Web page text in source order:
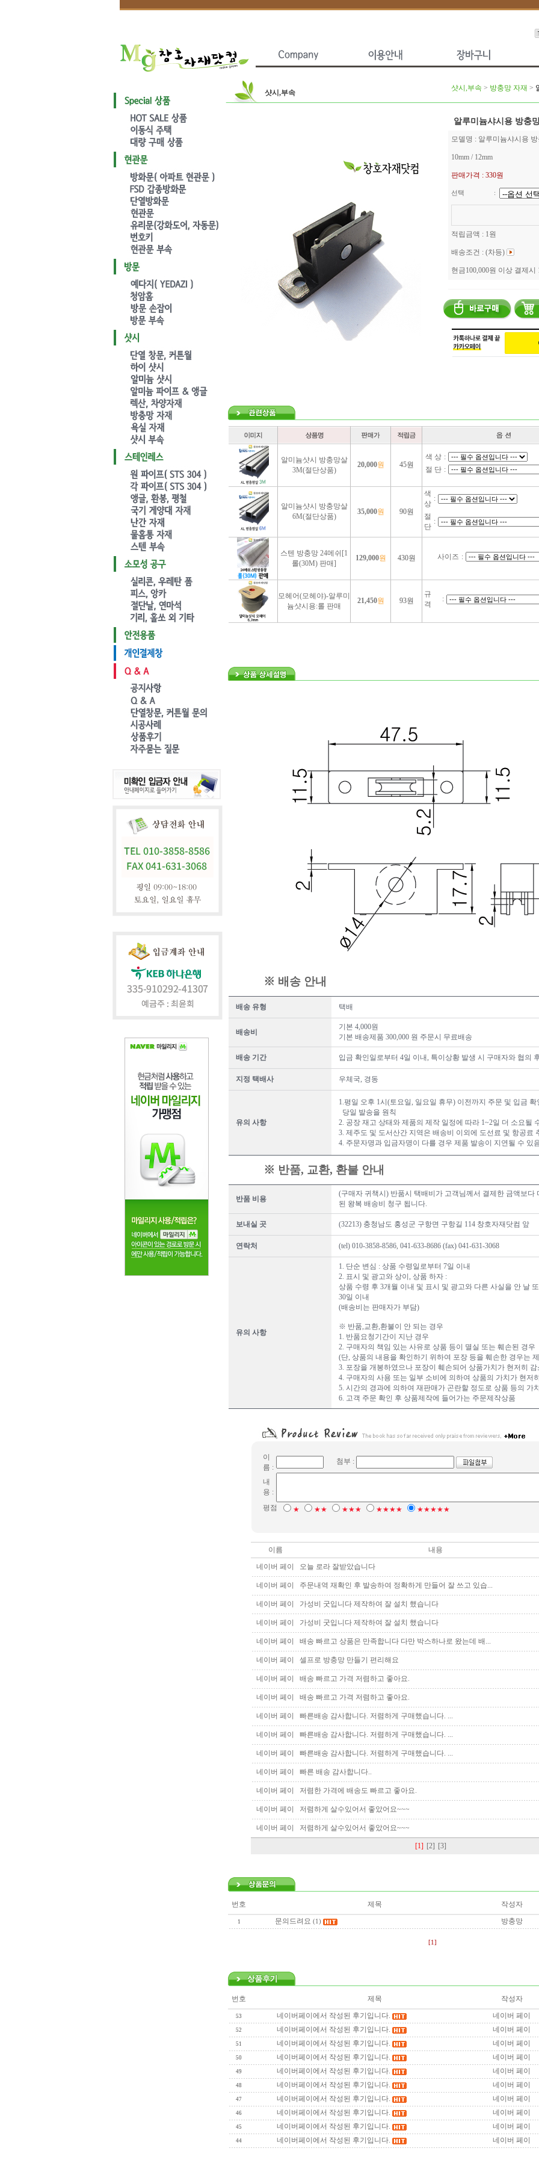
샷시,부속
샷시,부속 > 방충망 자재 >
알루미늄샤시용 방충
모델명 : 알루미늄샤시용
10mm / 12mm
판매가격 : 330원
선택 :
적립금액 : 1원
배송조건 : (차등)
현금100,000원 이상 결제시
알미늄샷시 방충망살
3M(절단상품)
20,000원 45원
색 상 :
절 단 :
알미늄샷시 방충망살
6M(절단상품)
35,000원 90원
색
상
:
절
단
:
스텐 방충망 24메쉬[1
롤(30M) 판매]
129,000원 430원 사이즈 :
모헤어(모헤야)-알루미
늄샷시용:롤 판매
21,450원 93원
규
격
:
※ 배송 안내
배송 유형 택배
배송비
기본 4,000원
기본 배송제품 300,000 원 주문시 무료배송
배송 기간 입금 확인일로부터 4일 이내, 특이상황 발생 시 구매자와 협의
지정 택배사 우체국, 경동
유의 사항
1.평일 오후 1시(토요일, 일요일 휴무) 이전까지 주문 및 입금
당일 발송을 원칙
2. 공장 재고 상태와 제품의 제작 일정에 따라 1~2일 더 소요될
3. 제주도 및 도서산간 지역은 배송비 이외에 도선료 및 항공료
4. 주문자명과 입금자명이 다를 경우 제품 발송이 지연될 수 있
※ 반품, 교환, 환불 안내
반품 비용
(구매자 귀책시) 반품시 택배비가 고객님께서 결제한 금액보다
된 왕복 배송비 청구 됩니다.
보내실 곳 (32213) 충청남도 홍성군 구항면 구항길 114 창호자재닷컴 앞
연락처 (tel) 010-3858-8586, 041-633-8686 (fax) 041-631-3068
유의 사항
1. 단순 변심 : 상품 수령일로부터 7일 이내
2. 표시 및 광고와 상이, 상품 하자 :
상품 수령 후 3개월 이내 및 표시 및 광고와 다른 사실을 안 날
30일 이내
(배송비는 판매자가 부담)
※ 반품,교환,환불이 안 되는 경우
1. 반품요청기간이 지난 경우
2. 구매자의 책임 있는 사유로 상품 등이 멸실 또는 훼손된 경우
(단, 상품의 내용을 확인하기 위하여 포장 등을 훼손한 경우는
3. 포장을 개봉하였으나 포장이 훼손되어 상품가치가 현저히 감
4. 구매자의 사용 또는 일부 소비에 의하여 상품의 가치가 현저
5. 시간의 경과에 의하여 재판매가 곤란할 정도로 상품 등의 가
6. 고객 주문 확인 후 상품제작에 들어가는 주문제작상품
이
름 :
첨부 :
내
용 :
평점
★ ★★ ★★★ ★★★★ ★★★★★
이름 내용
네이버 페이
오늘 로라 잘받았습니다
네이버 페이 주문내역 재확인 후 발송하여 정확하게 만들어 잘 쓰고 있습...
네이버 페이 가성비 굿입니다 제작하여 잘 설치 했습니다
네이버 페이 가성비 굿입니다 제작하여 잘 설치 했습니다
네이버 페이 배송 빠르고 상품은 만족합니다 다만 박스하나로 왔는데 배...
네이버 페이 셀프로 방충망 만들기 편리해요
네이버 페이 배송 빠르고 가격 저렴하고 좋아요.
네이버 페이 배송 빠르고 가격 저렴하고 좋아요.
네이버 페이 빠른배송 감사합니다. 저렴하게 구매했습니다. ...
네이버 페이 빠른배송 감사합니다. 저렴하게 구매했습니다. ...
네이버 페이 빠른배송 감사합니다. 저렴하게 구매했습니다. ...
네이버 페이 빠른 배송 감사합니다..
네이버 페이 저렴한 가격에 배송도 빠르고 좋아요.
네이버 페이 저렴하게 살수있어서 좋았어요~~~
네이버 페이 저렴하게 살수있어서 좋았어요~~~
[1] [2] [3]
번호 제목 작성자
1 문의드려요 (1) 방충망
[1]
번호 제목 작성자
53 네이버페이에서 작성된 후기입니다. 네이버 페이
52 네이버페이에서 작성된 후기입니다. 네이버 페이
51 네이버페이에서 작성된 후기입니다. 네이버 페이
50 네이버페이에서 작성된 후기입니다. 네이버 페이
49 네이버페이에서 작성된 후기입니다. 네이버 페이
48 네이버페이에서 작성된 후기입니다. 네이버 페이
47 네이버페이에서 작성된 후기입니다. 네이버 페이
46 네이버페이에서 작성된 후기입니다. 네이버 페이
45 네이버페이에서 작성된 후기입니다. 네이버 페이
44 네이버페이에서 작성된 후기입니다. 네이버 페이